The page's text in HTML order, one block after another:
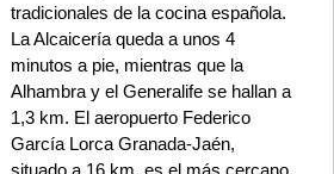
tradicionales de la cocina española.
La Alcaicería queda a unos 4
minutos a pie, mientras que la
Alhambra y el Generalife se hallan a
1,3 km. El aeropuerto Federico
García Lorca Granada-Jaén,
situado a 16 km, es el más cercano.